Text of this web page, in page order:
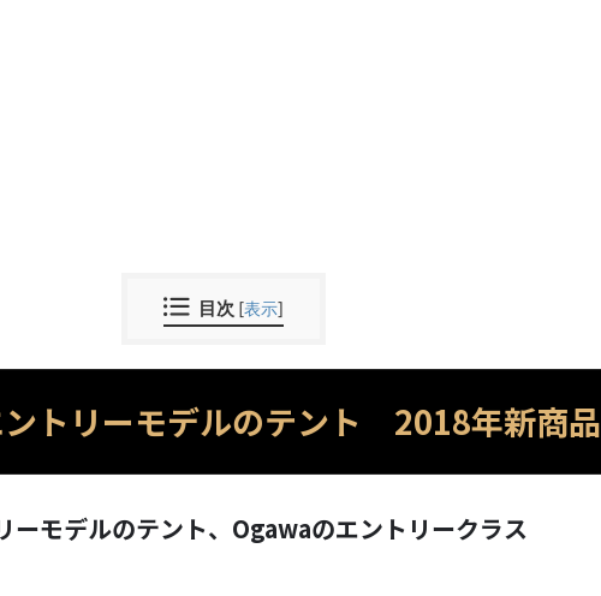
目次 [表示]
トリーモデルのテント 2018年新商品
ーモデルのテント、Ogawaのエントリークラス